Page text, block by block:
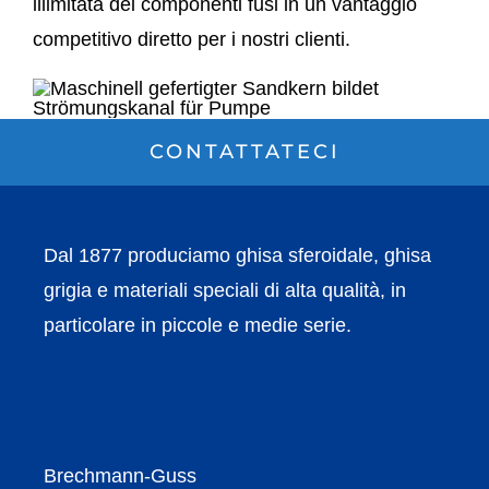
illimitata dei componenti fusi in un vantaggio
competitivo diretto per i nostri clienti.
CONTATTATECI
Dal 1877 produciamo ghisa sferoidale, ghisa
grigia e materiali speciali di alta qualità, in
particolare in piccole e medie serie.
Brechmann-Guss